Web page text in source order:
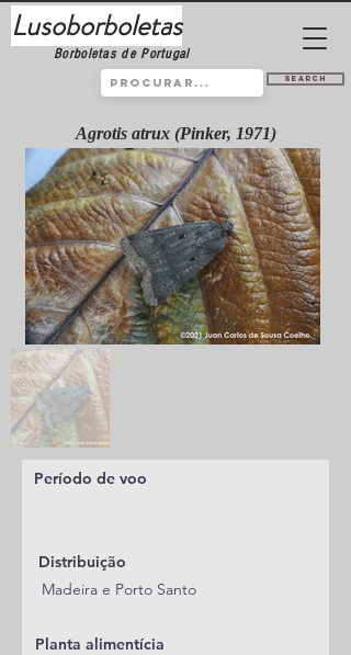
Lusoborboletas
Borboletas de Portugal
Search
Agrotis atrux (Pinker, 1971)
Período de voo
Distribuição
Madeira e Porto Santo
Planta alimentícia